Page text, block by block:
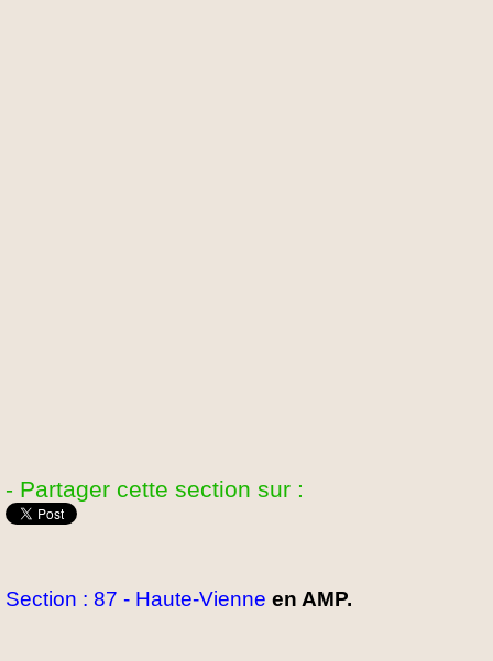
- Partager cette section sur :
Section : 87 - Haute-Vienne en AMP.